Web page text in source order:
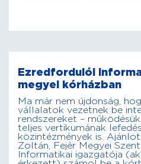
Ezredfordulói
megyei kórházban
Ma már nem újdonság,
vállalatok vezetnek be
rendszereket –
teljes vertikumának
közintézmények is.
Zoltán, Fejér Megyei
Informatikai igazgatója